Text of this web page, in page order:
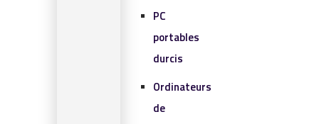
PC
portables
durcis
Ordinateurs
de